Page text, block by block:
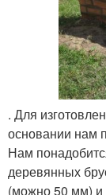
. Для
основании нам
Нам
деревянных
(можно 50 мм) и